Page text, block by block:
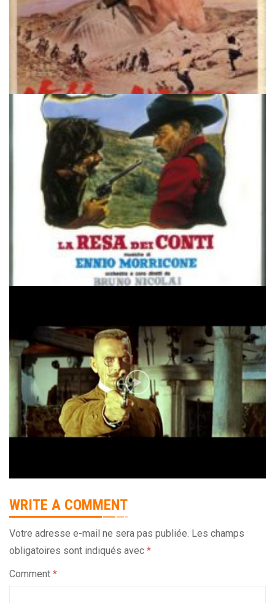
WRITE A COMMENT
Votre adresse e-mail ne sera pas publiée. Les champs
obligatoires sont indiqués avec *
Comment *